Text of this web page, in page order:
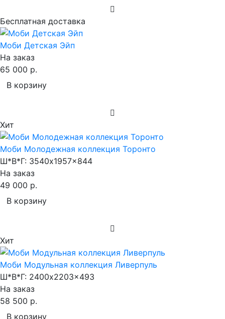
Бесплатная доставка
Моби Детская Эйп
На заказ
65 000 р.
В корзину
Хит
Моби Молодежная коллекция Торонто
Ш*В*Г: 3540x1957x844
На заказ
49 000 р.
В корзину
Хит
Моби Модульная коллекция Ливерпуль
Ш*В*Г: 2400x2203x493
На заказ
58 500 р.
В корзину